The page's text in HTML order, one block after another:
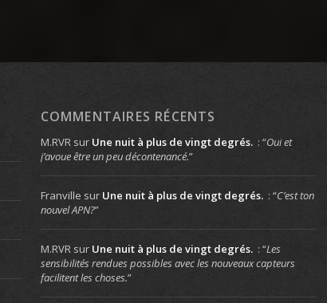
COMMENTAIRES RÉCENTS
M.RVRsur Une nuit à plus de vingt degrés. : “Oui et
j’avoue être un peu décontenancé.”
Franville sur Une nuit à plus de vingt degrés. : “C’est ton
nouvel APN?”
M.RVRsur Une nuit à plus de vingt degrés. : “Les
sensibilités rendues possibles avec les nouveaux capteurs
facilitent les choses.”